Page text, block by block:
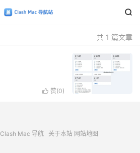

共 1 篇文章
 赞(0)
Clash Mac 导航 关于本站 网站地图